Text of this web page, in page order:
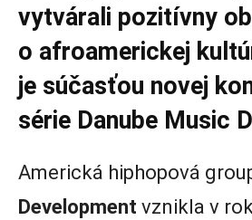
vytvárali pozitívny
o afroamerickej
je súčasťou novej
série Danube Music
Americká hiphopová
Development vznikla v